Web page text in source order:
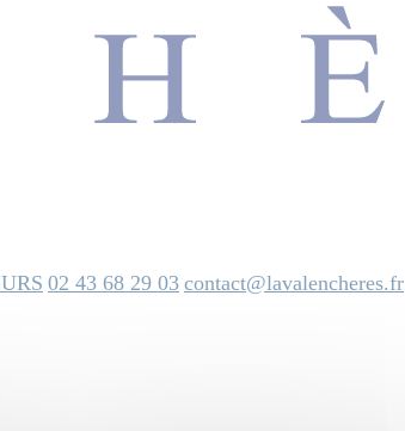
02 43 68 29 03 contact@lavalencheres.fr